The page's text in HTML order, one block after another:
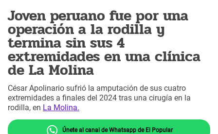
Joven peruano fue por una
operación a la rodilla y
termina sin sus 4
extremidades en una clínica
de La Molina
César Apolinario sufrió la amputación de sus cuatro
extremidades a finales del 2024 tras una cirugía en la
rodilla, en La Molina.
Únete al canal de Whatsapp de El Popular